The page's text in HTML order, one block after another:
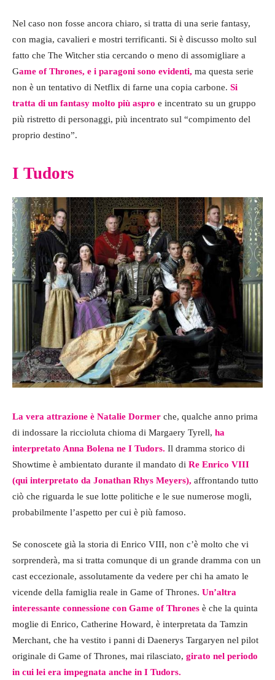
Nel caso non fosse ancora chiaro, si tratta di una serie fantasy,
con magia, cavalieri e mostri terrificanti. Si è discusso molto sul
fatto che The Witcher stia cercando o meno di assomigliare a
Game of Thrones, e i paragoni sono evidenti, ma questa serie
non è un tentativo di Netflix di farne una copia carbone. Si
tratta di un fantasy molto più aspro e incentrato su un gruppo
più ristretto di personaggi, più incentrato sul “compimento del
proprio destino”.
I Tudors
La vera attrazione è Natalie Dormer che, qualche anno prima
di indossare la riccioluta chioma di Margaery Tyrell, ha
interpretato Anna Bolena ne I Tudors. Il dramma storico di
Showtime è ambientato durante il mandato di Re Enrico VIII
(qui interpretato da Jonathan Rhys Meyers), affrontando tutto
ciò che riguarda le sue lotte politiche e le sue numerose mogli,
probabilmente l’aspetto per cui è più famoso.
Se conoscete già la storia di Enrico VIII, non c’è molto che vi
sorprenderà, ma si tratta comunque di un grande dramma con un
cast eccezionale, assolutamente da vedere per chi ha amato le
vicende della famiglia reale in Game of Thrones. Un’altra
interessante connessione con Game of Thrones è che la quinta
moglie di Enrico, Catherine Howard, è interpretata da Tamzin
Merchant, che ha vestito i panni di Daenerys Targaryen nel pilot
originale di Game of Thrones, mai rilasciato, girato nel periodo
in cui lei era impegnata anche in I Tudors.